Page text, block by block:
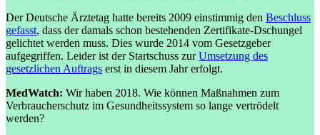
Der Deutsche Ärztetag hatte bereits 2009 einstimmig den Beschluss
gefasst, dass der damals schon bestehenden Zertifikate-Dschungel
gelichtet werden muss. Dies wurde 2014 vom Gesetzgeber
aufgegriffen. Leider ist der Startschuss zurUmsetzung des
gesetzlichen Auftrags erst in diesem Jahr erfolgt.
MedWatch: Wir haben 2018. Wie können Maßnahmen zum
Verbraucherschutz im Gesundheitssystem so lange vertrödelt
werden?